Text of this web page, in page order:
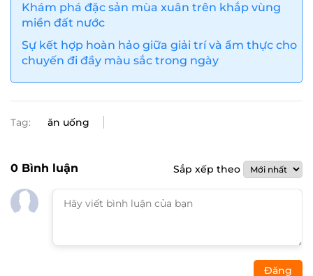
Khám phá đặc sản mùa xuân trên khắp vùng
miền đất nước
Sự kết hợp hoàn hảo giữa giải trí và ẩm thực cho
chuyến đi đầy màu sắc trong ngày
Tag: ăn uống
0 Bình luận Sắp xếp theo
Đăng